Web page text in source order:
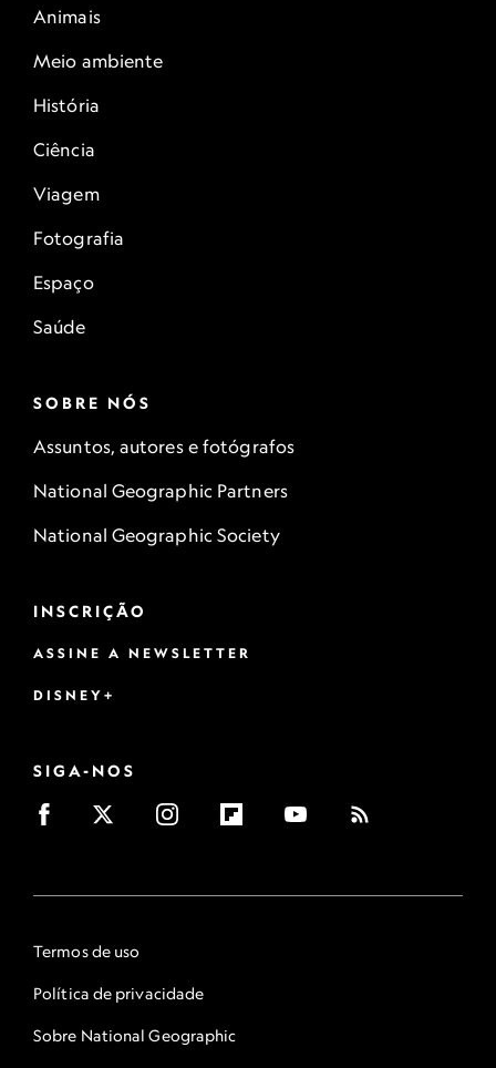
Animais
Meio ambiente
História
Ciência
Viagem
Fotografia
Espaço
Saúde
SOBRE NÓS
Assuntos, autores e fotógrafos
National Geographic Partners
National Geographic Society
INSCRIÇÃO
ASSINE A NEWSLETTER
DISNEY+
SIGA-NOS
Termos de uso
Política de privacidade
Sobre National Geographic